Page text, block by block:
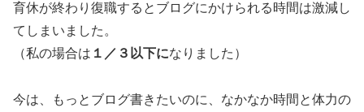
育休が終わり復職するとブログにかけられる時間は激減し
てしまいました。
（私の場合は １／３以下になりました）
今は、もっとブログ書きたいのに、なかなか時間と体力の